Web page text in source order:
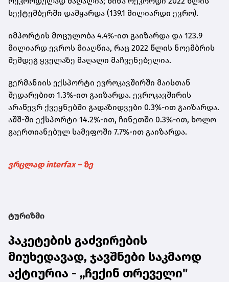
სექტემბერში დამყარდა (139.1 მილიარდი ევრო).
იმპორტის მოცულობა 4.4%-ით გაიზარდა და 123.9
მილიარდ ევროს მიაღწია, რაც 2022 წლის ნოემბრის
შემდეგ ყველაზე მაღალი მაჩვენებელია.
გერმანიის ექსპორტი ევროკავშირში მაისთან
შედარებით 1.3%-ით გაიზარდა. ევროკავშირის
არაწევრ ქვეყნებში გადაზიდვები 0.3%-ით გაიზარდა.
აშშ-ში ექსპორტი 14.2%-ით, ჩინეთში 0.3%-ით, ხოლო
გაერთიანებულ სამეფოში 7.7%-ით გაიზარდა.
ვრცლად interfax – ზე
ტურიზმი
პაკეტების გაძვირების
მიუხედავად, ჯავშნები საკმაოდ
აქტიურია - „ჩექინ თრეველი"